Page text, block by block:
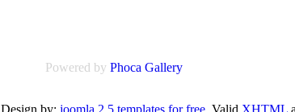
Powered by Phoca Gallery
. Design by: joomla 2.5 templates for freeValid XHTML